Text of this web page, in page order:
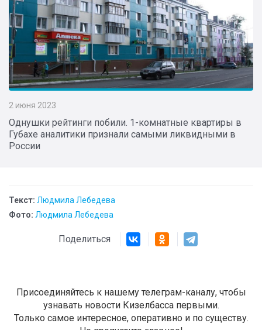
2 июня 2023
Однушки рейтинги побили. 1-комнатные квартиры в
Губахе аналитики признали самыми ликвидными в
России
Текст: Людмила Лебедева
Фото: Людмила Лебедева
Поделиться
Присоединяйтесь к нашему телеграм-каналу, чтобы
узнавать новости Кизелбасса первыми.
Только самое интересное, оперативно и по существу.